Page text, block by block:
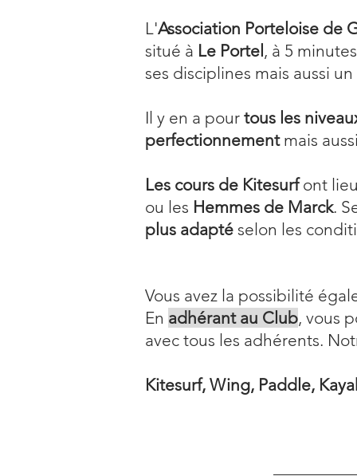
L'Association Porteloise de
situé à Le Portel, à 5
ses disciplines mais aussi
Il y en a pour tous les
perfectionnementmais
Les cours de Kitesurfont
ou les Hemmes de Marck.
plus adapté selon les
Vous avez la possibilité
En adhérant au Club, vous
avec tous les adhérents.
Kitesurf, Wing, Paddle,